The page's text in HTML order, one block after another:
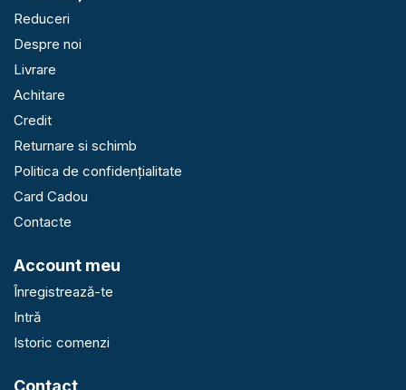
Reduceri
Despre noi
Livrare
Achitare
Credit
Returnare si schimb
Politica de confidențialitate
Card Cadou
Contacte
Account meu
Înregistrează-te
Intră
Istoric comenzi
Contact